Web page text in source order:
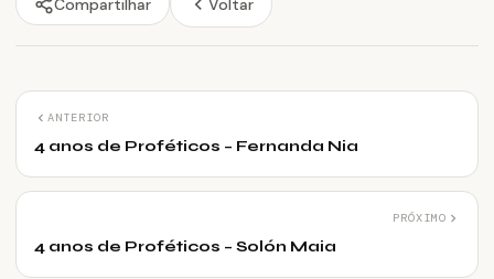
Compartilhar Voltar
ANTERIOR
4 anos de Proféticos – Fernanda Nia
PRÓXIMO
4 anos de Proféticos – Solón Maia